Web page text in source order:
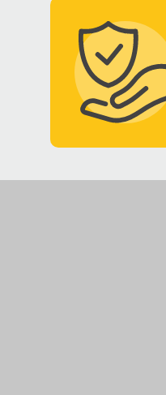
Konfigurations-
elektronisch